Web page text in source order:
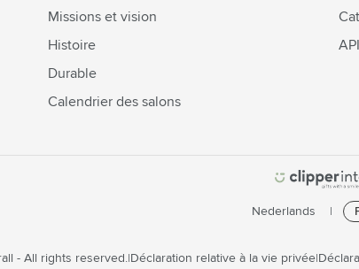
Missions et vision
Histoire
Durable
Calendrier des salons
Nederlands
- All rights reserved. Déclaration relative à la vie privée